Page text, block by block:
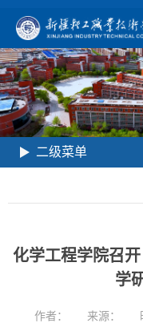
二级菜单
化学工程学院召
学
作者： 来源：